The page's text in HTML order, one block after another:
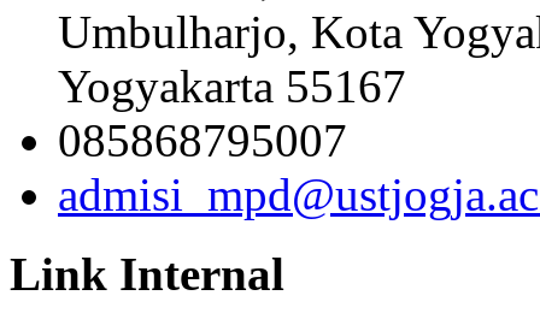
Umbulharjo, Kota
Yogyakarta 55167
085868795007
Link Internal